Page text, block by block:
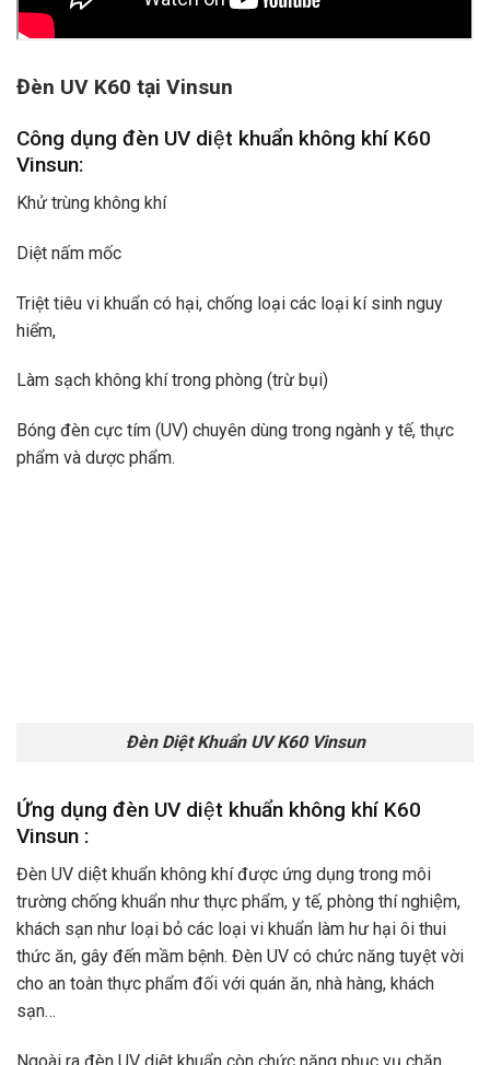
Đèn UV K60 tại Vinsun
Công dụng đèn UV diệt khuẩn không khí K60
Vinsun:
Khử trùng không khí
Diệt nấm mốc
Triệt tiêu vi khuẩn có hại, chống loại các loại kí sinh nguy
hiểm,
Làm sạch không khí trong phòng (trừ bụi)
Bóng đèn cực tím (UV) chuyên dùng trong ngành y tế, thực
phẩm và dược phẩm.
Đèn Diệt Khuẩn UV K60 Vinsun
Ứng dụng đèn UV diệt khuẩn không khí K60
Vinsun :
Đèn UV diệt khuẩn không khí được ứng dụng trong môi
trường chống khuẩn như thực phẩm, y tế, phòng thí nghiệm,
khách sạn như loại bỏ các loại vi khuẩn làm hư hại ôi thui
thức ăn, gây đến mầm bệnh. Đèn UV có chức năng tuyệt vời
cho an toàn thực phẩm đối với quán ăn, nhà hàng, khách
sạn…
Ngoài ra đèn UV diệt khuẩn còn chức năng phục vụ chăn